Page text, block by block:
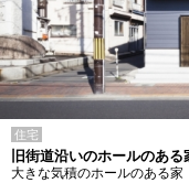
住宅
旧街道沿いのホールのある
大きな気積のホールのある家